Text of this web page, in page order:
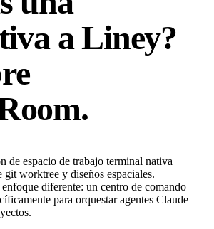
a Liney?
de espacio de trabajo terminal nativa
git worktree y diseños espaciales.
diferente: un centro de comando
para orquestar agentes Claude